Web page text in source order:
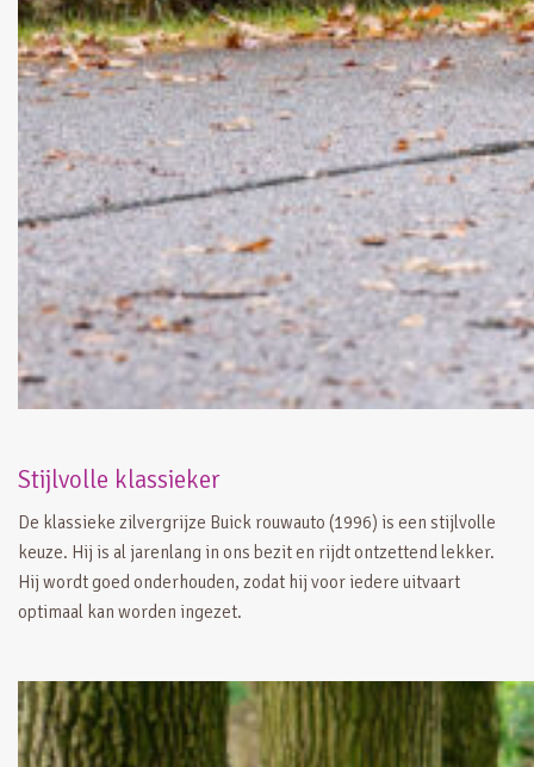
Stijlvolle klassieker
De klassieke zilvergrijze Buick rouwauto (1996) is een stijlvolle
keuze. Hij is al jarenlang in ons bezit en rijdt ontzettend lekker.
Hij wordt goed onderhouden, zodat hij voor iedere uitvaart
optimaal kan worden ingezet.